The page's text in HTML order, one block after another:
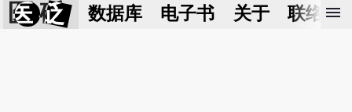
医 砭 数据库 电子书 关于 联络我
menu